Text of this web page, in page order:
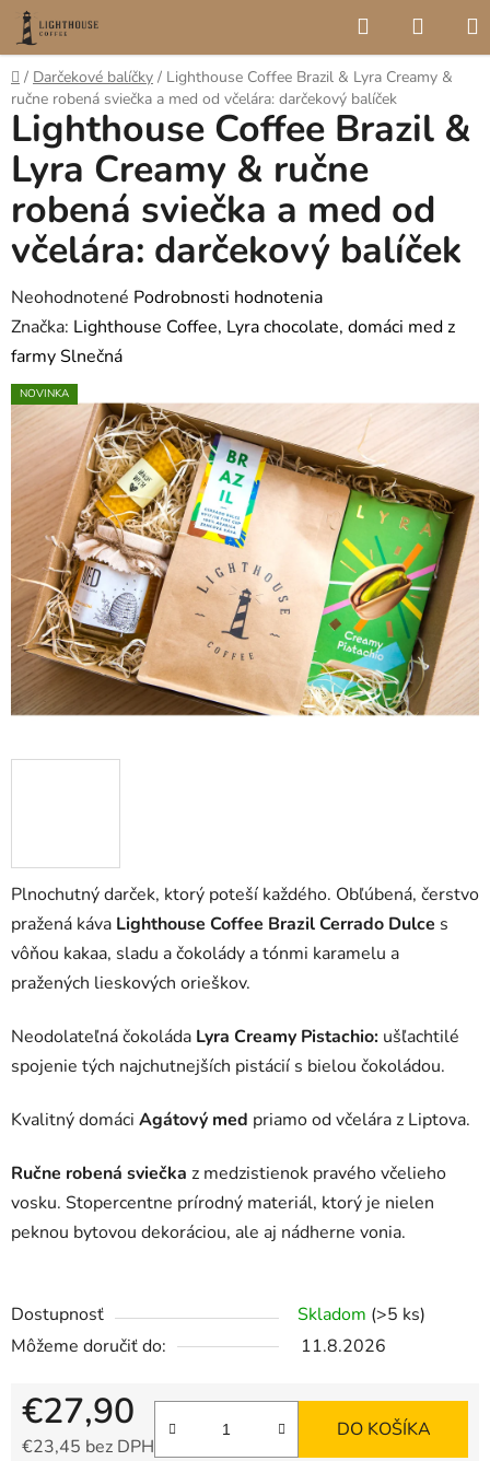
Prejsť
obsah
Hľadať
KOŠÍK
Domov
/ Darčekové balíčky / Lighthouse Coffee Brazil & Lyra Creamy &
ručne robená sviečka a med od včelára: darčekový balíček
Plnochutný darček, ktorý poteší každého. Obľúbená, čerstvo
pražená káva Lighthouse Coffee Brazil Cerrado Dulce s
vôňou kakaa, sladu a čokolády a tónmi karamelu a
pražených lieskových orieškov.
Neodolateľná čokoláda Lyra Creamy Pistachio: ušľachtilé
spojenie tých najchutnejších pistácií s bielou čokoládou.
Kvalitný domáci Agátový med priamo od včelára z Liptova.
Ručne robená sviečka z medzistienok pravého včelieho
vosku. Stopercentne prírodný materiál, ktorý je nielen
peknou bytovou dekoráciou, ale aj nádherne vonia.
Dostupnosť Skladom (>5 ks)
Môžeme doručiť do:
11.8.2026
€27,90
€23,45 bez DPH
DO KOŠÍKA
Lighthouse Coffee Brazil &
Lyra Creamy & ručne
robená sviečka a med od
včelára: darčekový balíček
Priemerné
hodnotenie
produktu
je
0,0
hviezdičiek.
Neohodnotené Podrobnosti hodnotenia
Značka: Lighthouse Coffee, Lyra chocolate, domáci med z
farmy Slnečná
NOVINKA